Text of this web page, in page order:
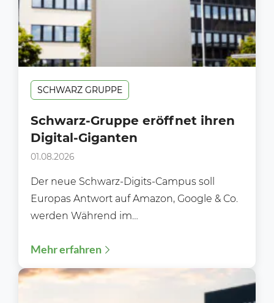
SCHWARZ GRUPPE
Schwarz-Gruppe eröffnet ihren
Digital-Giganten
01.08.2026
Der neue Schwarz-Digits-Campus soll
Europas Antwort auf Amazon, Google & Co.
werden Während im
Filialen, Preisaktionen oder Sortimente...
Mehr erfahren